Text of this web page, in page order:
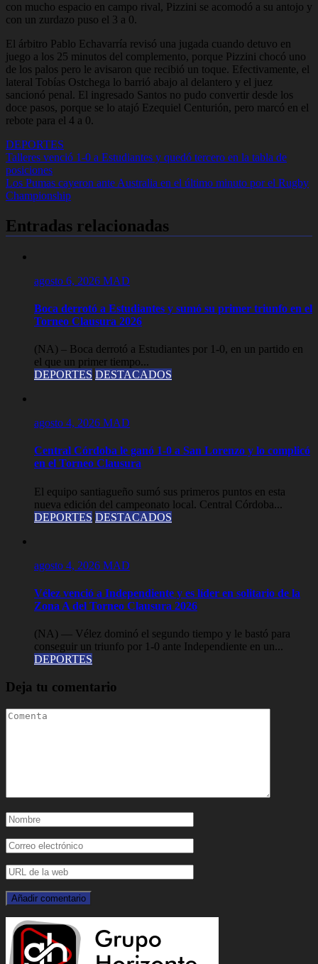
con mucho espacio en campo rival, Pizzini se acomodó a su antojo y
con un zurdazo puso el 3 a 0.
El árbitro Pablo Echavarría revisó una jugada cuando detuvo en
juego a los 25 minutos del complemento, porque Pizzini chocó uno
de los palos pero le avisaron que recibió un toque. Efectivamente, el
lateral Tobías Ostchega lo barrió abajo al delantero y el juez
sancionó penal. El ingresado Santos no pudo convertir desde los
doce pasos, porque se lo atajó Ezequiel Centurión, pero marcó en el
rebote para el 4 a 0.
DEPORTES
Navegación
de
entradas
Talleres venció 1-0 a Estudiantes y quedó tercero en la tabla de
posiciones
Los Pumas cayeron ante Australia en el último minuto por el Rugby
Championship
Entradas relacionadas
agosto 6, 2026 MAD
Boca derrotó a Estudiantes y sumó su primer triunfo en el
Torneo Clausura 2026
(NA) – Boca derrotó a Estudiantes por 1-0, en un partido en
el que un primer tiempo...
DEPORTES DESTACADOS
agosto 4, 2026 MAD
Central Córdoba le ganó 1-0 a San Lorenzo y lo complicó
en el Torneo Clausura
El equipo santiagueño sumó sus primeros puntos en esta
nueva edición del campeonato local. Central Córdoba...
DEPORTES DESTACADOS
agosto 4, 2026 MAD
Vélez venció a Independiente y es líder en solitario de la
Zona A del Torneo Clausura 2026
(NA) — Vélez dominó el segundo tiempo y le bastó para
conseguir un triunfo por 1-0 ante Independiente en un...
DEPORTES
Deja tu comentario